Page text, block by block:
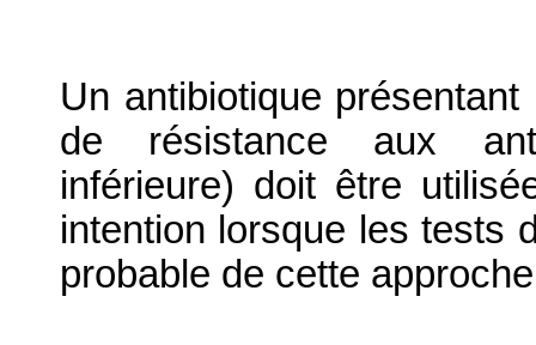
Un antibiotique
de résistance aux
inférieure) doit être
intention lorsque les tests
probable de cette